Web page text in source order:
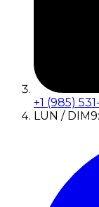
+1 (985)
LUN / DIM